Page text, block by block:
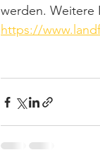
werden. Weitere
https://